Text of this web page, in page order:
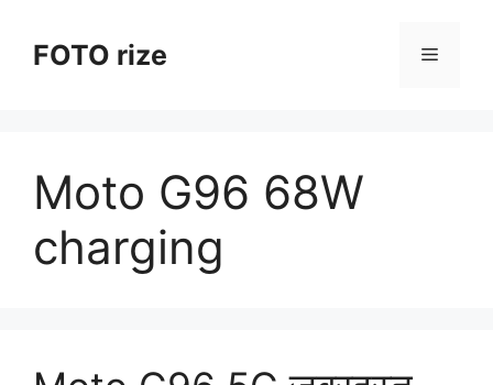
contentFOTO rize Menu
Moto G96 68W
charging